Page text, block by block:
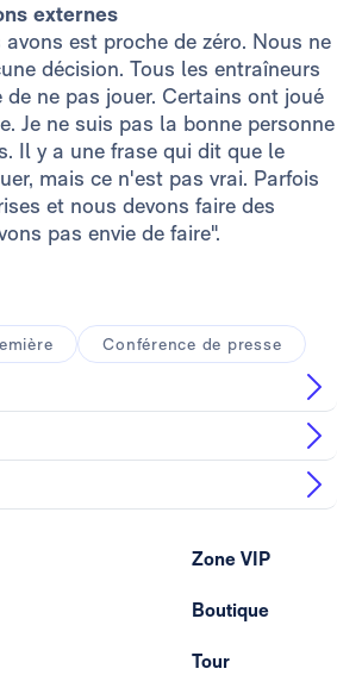
externes
est proche de zéro. Nous ne
décision. Tous les entraîneurs
de ne pas jouer. Certains ont joué
Je ne suis pas la bonne personne
Il y a une frase qui dit que le
mais ce n'est pas vrai. Parfois
et nous devons faire des
pas envie de faire".
Conférence de presse
Zone VIP
Boutique
Tour